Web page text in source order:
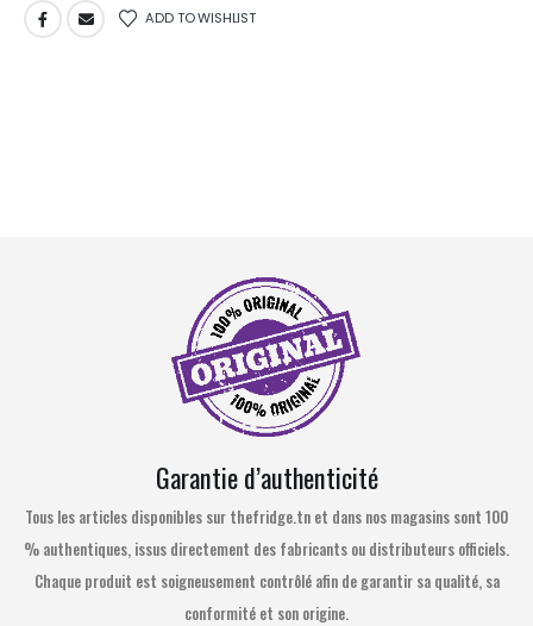
ADD TO WISHLIST
Garantie d’authenticité
Tous les articles disponibles sur thefridge.tn et dans nos magasins sont 100
% authentiques, issus directement des fabricants ou distributeurs officiels.
Chaque produit est soigneusement contrôlé afin de garantir sa qualité, sa
conformité et son origine.